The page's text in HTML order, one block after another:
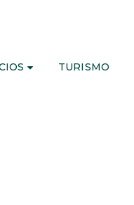
TURISMO